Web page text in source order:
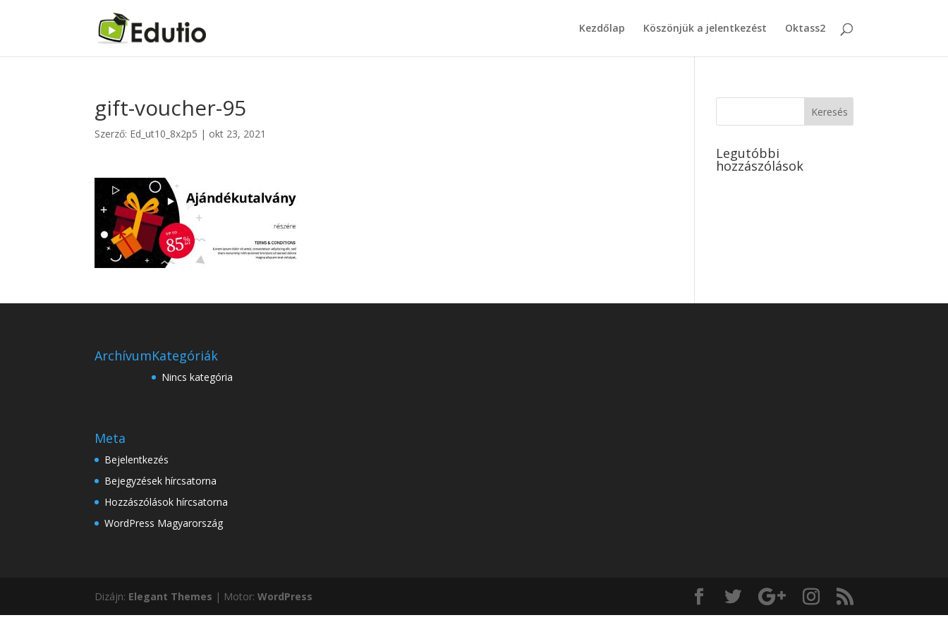
Kezdőlap Köszönjük a jelentkezést Oktass2
gift-voucher-95
Szerző: Ed_ut10_8x2p5 | okt 23, 2021
Legutóbbi
hozzászólások
ArchívumKategóriák
Nincs kategória
Meta
Bejelentkezés
Bejegyzések hírcsatorna
Hozzászólások hírcsatorna
WordPress Magyarország
Dizájn: Elegant Themes | Motor:WordPress